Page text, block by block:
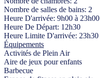
Nombre de salles de bains: 2
Heure D'arrivée: 9h00 à 23h00
Heure De Départ: 12h30
Heure Limite D'arrivée: 23h30
Équipements
Activités de Plein Air
Aire de jeux pour enfants
Barbecue